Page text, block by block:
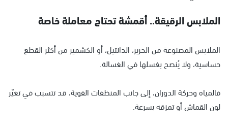
الملابس الرقيقة.. أقمشة تحتاج معاملة خاصة
الملابس المصنوعة من الحرير، الدانتيل، أو الكشمير من أكثر القطع
حساسية، ولا يُنصح بغسلها في الغسالة.
فالمياه وحركة الدوران، إلى جانب المنظفات القوية، قد تتسبب في تغيّر
لون القماش أو تمزقه بسرعة.